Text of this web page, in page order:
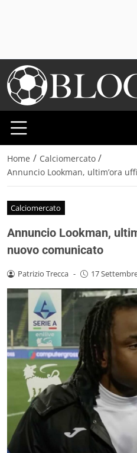
Home / Calciomercato /
Annuncio Lookman, ultim’ora
Calciomercato
Annuncio Lookman,
nuovo comunicato
Patrizio Trecca - 17